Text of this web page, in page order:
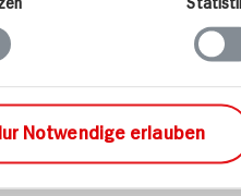
Notwendige erlauben